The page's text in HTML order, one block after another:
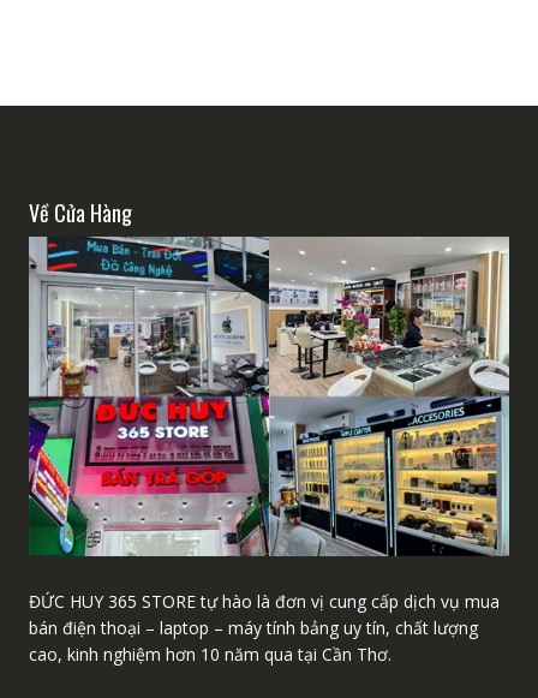
Về Cửa Hàng
ĐỨC HUY 365 STORE tự hào là đơn vị cung cấp dịch vụ mua
bán điện thoại – laptop – máy tính bảng uy tín, chất lượng
cao, kinh nghiệm hơn 10 năm qua tại Cần Thơ.